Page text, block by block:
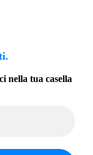
nella tua casella